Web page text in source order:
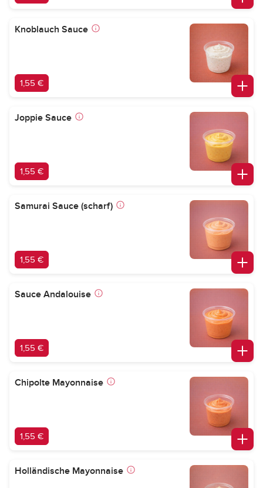
Knoblauch Sauce
1,55 €
Joppie Sauce
1,55 €
Samurai Sauce (scharf)
1,55 €
Sauce Andalouise
1,55 €
Chipolte Mayonnaise
1,55 €
Holländische Mayonnaise